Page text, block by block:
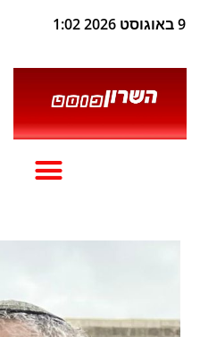
9 באוגוסט 2026 1:02